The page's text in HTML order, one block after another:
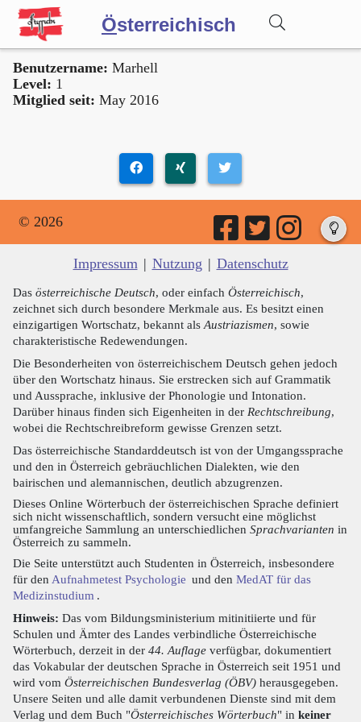
Österreichisch
Wörterbuch
Benutzername: Marhell
Level: 1
Mitglied seit: May 2016
© 2026
Impressum | Nutzung | Datenschutz
Das österreichische Deutsch, oder einfach Österreichisch,
zeichnet sich durch besondere Merkmale aus. Es besitzt einen
einzigartigen Wortschatz, bekannt als Austriazismen, sowie
charakteristische Redewendungen.
Die Besonderheiten von österreichischem Deutsch gehen jedoch
über den Wortschatz hinaus. Sie erstrecken sich auf Grammatik
und Aussprache, inklusive der Phonologie und Intonation.
Darüber hinaus finden sich Eigenheiten in der Rechtschreibung,
wobei die Rechtschreibreform gewisse Grenzen setzt.
Das österreichische Standarddeutsch ist von der Umgangssprache
und den in Österreich gebräuchlichen Dialekten, wie den
bairischen und alemannischen, deutlich abzugrenzen.
Dieses Online Wörterbuch der österreichischen Sprache definiert
sich nicht wissenschaftlich, sondern versucht eine möglichst
umfangreiche Sammlung an unterschiedlichen Sprachvarianten in
Österreich zu sammeln.
Die Seite unterstützt auch Studenten in Österreich, insbesondere
für den Aufnahmetest Psychologie und den MedAT für das
Medizinstudium .
Hinweis: Das vom Bildungsministerium mitinitiierte und für
Schulen und Ämter des Landes verbindliche Österreichische
Wörterbuch, derzeit in der 44. Auflage verfügbar, dokumentiert
das Vokabular der deutschen Sprache in Österreich seit 1951 und
wird vom Österreichischen Bundesverlag (ÖBV) herausgegeben.
Unsere Seiten und alle damit verbundenen Dienste sind mit dem
Verlag und dem Buch "Österreichisches Wörterbuch" in keiner